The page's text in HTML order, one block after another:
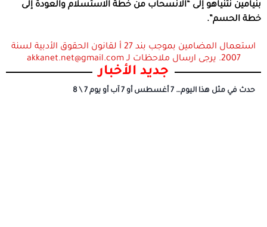
بنيامين نتنياهو إلى “الانسحاب من خطة الاستسلام والعودة إلى
خطة الحسم”.
استعمال المضامين بموجب بند 27 أ لقانون الحقوق الأدبية لسنة
2007. يرجى ارسال ملاحظات لـ akkanet.net@gmail.com
جديد الأخبار
حدث في مثل هذا اليوم… 7 أغسطس أو 7 آب أو يوم 7 \ 8